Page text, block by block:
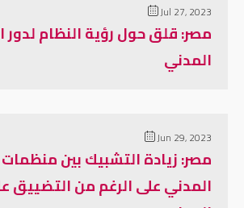
Jul 27, 2023
مصر: قلق حول رؤية النظام لدور
المدني
Jun 29, 2023
مصر: زيادة التشبيك بين
المدني على الرغم من التضييق